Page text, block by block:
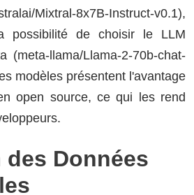
Mixtral-8x7B-Instruct-v0.1),
possibilité de choisir le LLM
(meta-llama/Llama-2-70b-chat-
modèles présentent l'avantage
open source, ce qui les rend
Données